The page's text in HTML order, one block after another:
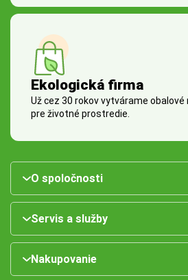
Ekologická firma
Už cez 30 rokov vytvárame obalové
pre životné prostredie.
O spoločnosti
Servis a služby
Nakupovanie